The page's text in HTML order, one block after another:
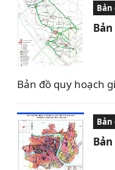
Bản
Bản đồ quy hoạch
Bản